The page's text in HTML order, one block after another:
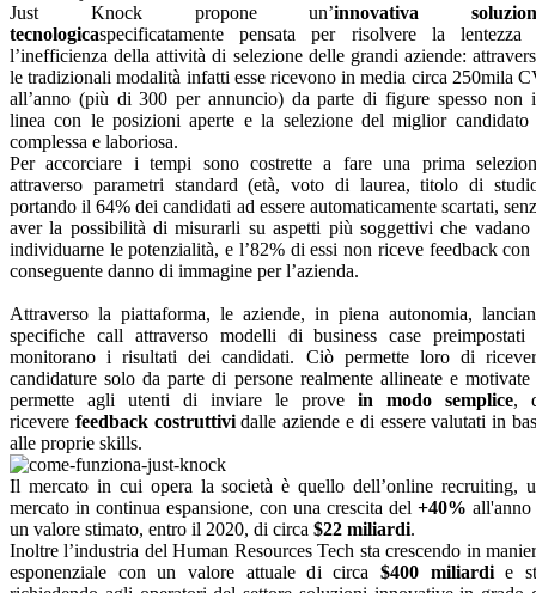
Just Knock propone un’innovativa
tecnologicaspecificatamente pensata per risolvere la lentezza
l’inefficienza della attività di selezione delle grandi aziende:
le tradizionali modalità infatti esse ricevono in media circa 250mila
all’anno (più di 300 per annuncio) da parte di figure spesso non
linea con le posizioni aperte e la selezione del miglior candidato
complessa e laboriosa.
Per accorciare i tempi sono costrette a fare una prima
attraverso parametri standard (età, voto di laurea, titolo di
portando il 64% dei candidati ad essere automaticamente scartati,
aver la possibilità di misurarli su aspetti più soggettivi che vadano
individuarne le potenzialità, e l’82% di essi non riceve feedback
conseguente danno di immagine per l’azienda.
Attraverso la piattaforma, le aziende, in piena autonomia,
specifiche call attraverso modelli di business case preimpostati
monitorano i risultati dei candidati. Ciò permette loro di
candidature solo da parte di persone realmente allineate e motivate
permette agli utenti di inviare le prove in modo semplice,
ricevere feedback costruttividalle aziende e di essere valutati in
alle proprie skills.
Il mercato in cui opera la società è quello dell’online recruiting,
mercato in continua espansione, con una crescita del +40% all'anno
un valore stimato, entro il 2020, di circa $22 miliardi.
Inoltre l’industria del Human Resources Tech sta crescendo in
esponenziale con un valore attuale di circa $400 miliardie